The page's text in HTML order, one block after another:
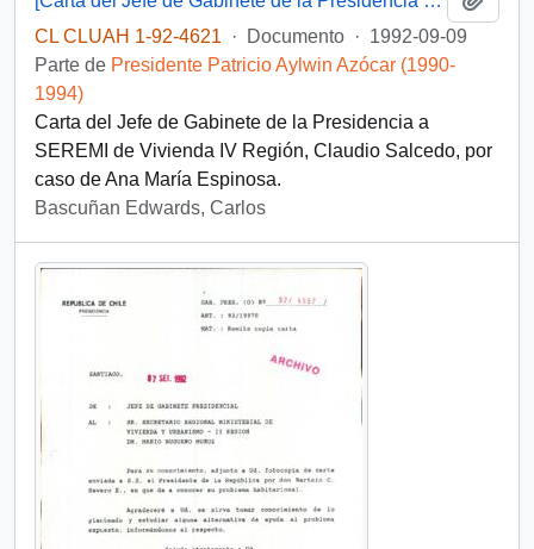
CL CLUAH 1-92-4621
· Documento · 1992-09-09
Parte de Presidente Patricio Aylwin Azócar (1990-
1994)
Carta del Jefe de Gabinete de la Presidencia a
SEREMI de Vivienda IV Región, Claudio Salcedo, por
caso de Ana María Espinosa.
Bascuñan Edwards, Carlos